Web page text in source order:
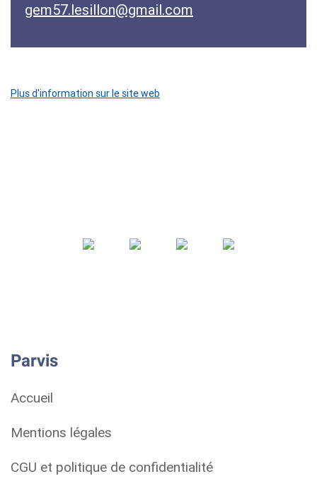
gem57.lesillon@gmail.com
Plus d'information sur le site web
Parvis
Accueil
Mentions légales
CGU et politique de confidentialité